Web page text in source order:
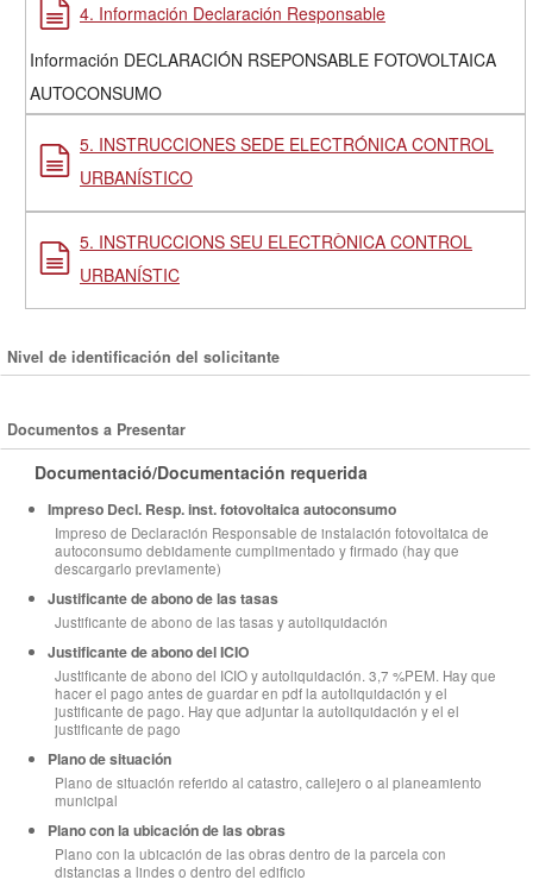
4. Información Declaración Responsable
Información DECLARACIÓN RSEPONSABLE FOTOVOLTAICA
AUTOCONSUMO
5. INSTRUCCIONES SEDE ELECTRÓNICA CONTROL
URBANÍSTICO
5. INSTRUCCIONS SEU ELECTRÒNICA CONTROL
URBANÍSTIC
Nivel de identificación del solicitante
Documentos a Presentar
Documentació/Documentación requerida
Impreso Decl. Resp. inst. fotovoltaica autoconsumo
Impreso de Declaración Responsable de instalación fotovoltaica de
autoconsumo debidamente cumplimentado y firmado (hay que
descargarlo previamente)
Justificante de abono de las tasas
Justificante de abono de las tasas y autoliquidación
Justificante de abono del ICIO
Justificante de abono del ICIO y autoliquidación. 3,7 %PEM. Hay que
hacer el pago antes de guardar en pdf la autoliquidación y el
justificante de pago. Hay que adjuntar la autoliquidación y el el
justificante de pago
Plano de situación
Plano de situación referido al catastro, callejero o al planeamiento
municipal
Plano con la ubicación de las obras
Plano con la ubicación de las obras dentro de la parcela con
distancias a lindes o dentro del edificio